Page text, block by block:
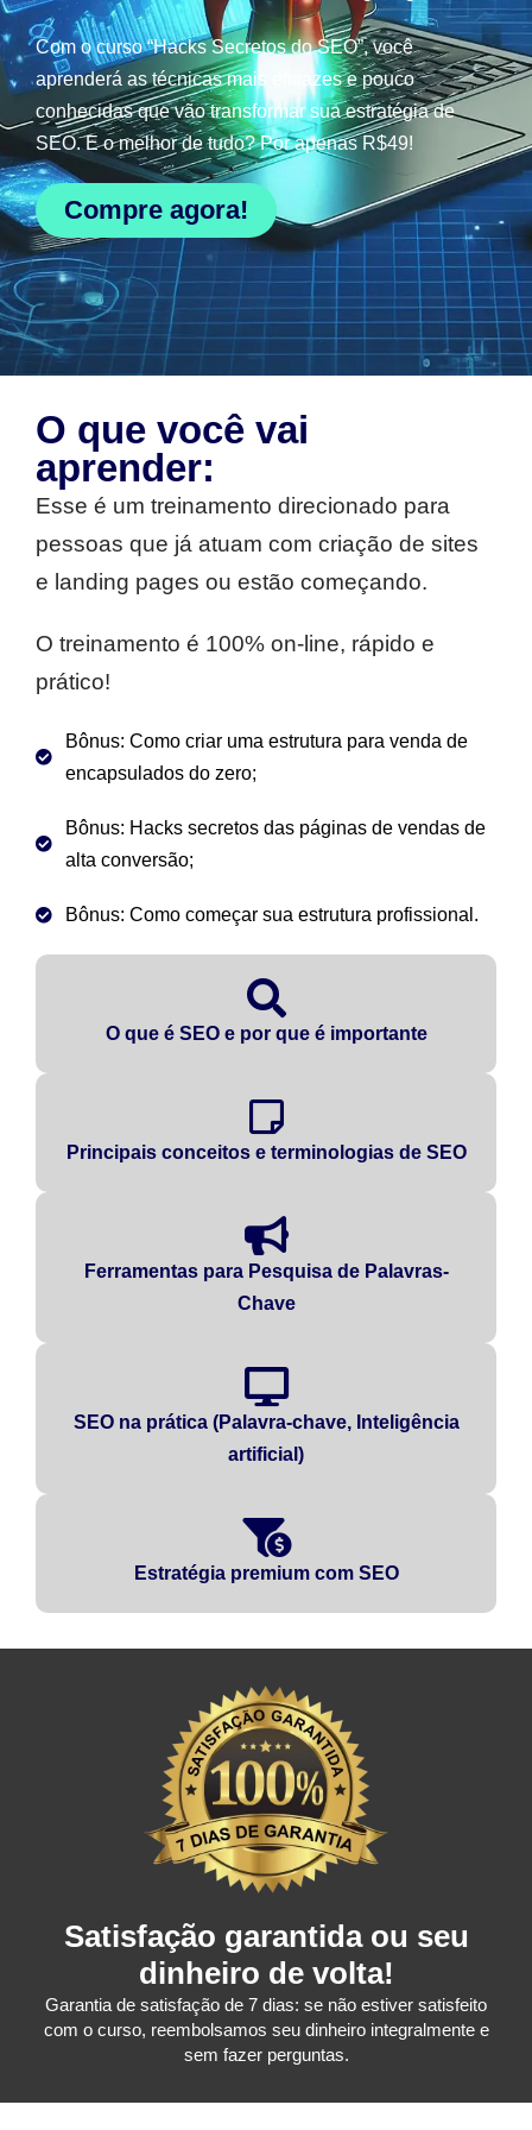
Com o curso “Hacks Secretos do SEO”, você
aprenderá as técnicas mais eficazes e pouco
conhecidas que vão transformar sua estratégia de
SEO. E o melhor de tudo? Por apenas R$49!
Compre agora!
O que você vai
aprender:
Esse é um treinamento direcionado para
pessoas que já atuam com criação de sites
e landing pages ou estão começando.
O treinamento é 100% on-line, rápido e
prático!
Bônus: Como criar uma estrutura para venda de
encapsulados do zero;
Bônus: Hacks secretos das páginas de vendas de
alta conversão;
Bônus: Como começar sua estrutura profissional.
O que é SEO e por que é importante
Principais conceitos e terminologias de SEO
Ferramentas para Pesquisa de Palavras-
Chave
SEO na prática (Palavra-chave, Inteligência
artificial)
Estratégia premium com SEO
Satisfação garantida ou seu
dinheiro de volta!
Garantia de satisfação de 7 dias: se não estiver satisfeito
com o curso, reembolsamos seu dinheiro integralmente e
sem fazer perguntas.